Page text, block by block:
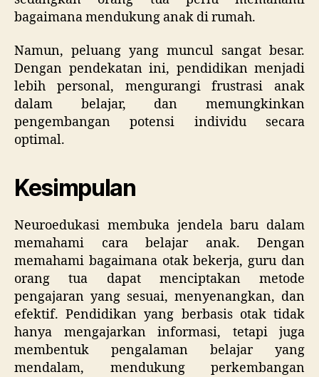
bagaimana mendukung anak di rumah.
Namun, peluang yang muncul sangat besar.
Dengan pendekatan ini, pendidikan menjadi
lebih personal, mengurangi frustrasi anak
dalam belajar, dan memungkinkan
pengembangan potensi individu secara
optimal.
Kesimpulan
Neuroedukasi membuka jendela baru dalam
memahami cara belajar anak. Dengan
memahami bagaimana otak bekerja, guru dan
orang tua dapat menciptakan metode
pengajaran yang sesuai, menyenangkan, dan
efektif. Pendidikan yang berbasis otak tidak
hanya mengajarkan informasi, tetapi juga
membentuk pengalaman belajar yang
mendalam, mendukung perkembangan